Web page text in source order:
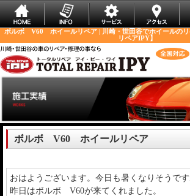
ボルボ V60 ホイールリペア | 川崎・世田谷でホイールのリ
リペアIPY】
ボルボ V60 ホイールリペア
おはようございます。今日も暑くなりそうです
昨日はボルボ V60が来てくれました。